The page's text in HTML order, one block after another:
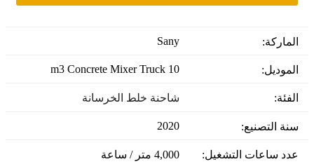
الماركة: Sany
الموديل: 10 m3 Concrete Mixer Truck
الفئة: شاحنة خلط الخرسانة
سنة التصنيع: 2020
عدد ساعات التشغيل: 4,000 متر / ساعة